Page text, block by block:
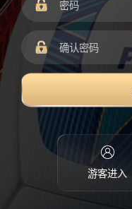
游客进入